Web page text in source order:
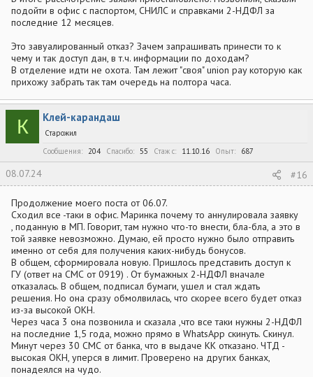
подойти в офис с паспортом, СНИЛС и справками 2-НДФЛ за
последние 12 месяцев.
Это завуалированный отказ? Зачем запрашивать принести то к
чему и так доступ дан, в т.ч. информации по доходам?
В отделение идти не охота. Там лежит "своя" union pay которую как
прихожу забрать так там очередь на полтора часа.
К Клей-карандаш
Старожил
Сообщения
204 Спасибо 55 Стаж c 11.10.16 Опыт 687
08.07.24 #16
Продолжение моего поста от 06.07.
Сходил все -таки в офис. Маринка почему то аннулировала заявку
, поданную в МП. Говорит, там нужно что-то внести, бла-бла, а это в
той заявке невозможно. Думаю, ей просто нужно было отправить
именно от себя для получения каких-нибудь бонусов.
В общем, сформировала новую. Пришлось представить доступ к
ГУ (ответ на СМС от 0919) . От бумажных 2-НДФЛ вначале
отказалась. В общем, подписал бумаги, ушел и стал ждать
решения. Но она сразу обмолвилась, что скорее всего будет отказ
из-за высокой ОКН.
Через часа 3 она позвонила и сказала ,что все таки нужны 2-НДФЛ
на последние 1,5 года, можно прямо в WhatsApp скинуть. Скинул.
Минут через 30 СМС от банка, что в выдаче КК отказано. ЧТД -
высокая ОКН, уперся в лимит. Проверено на других банках,
понадеялся на чудо.